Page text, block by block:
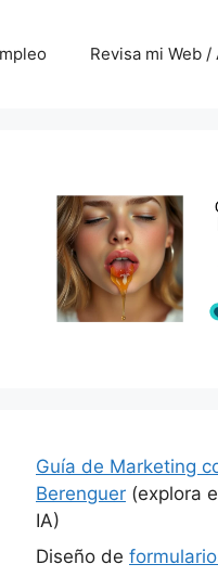
Revisa mi Web
Guía de Marketing
Berenguer (explora
IA)
Diseño de